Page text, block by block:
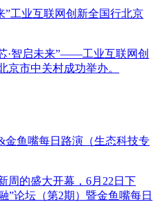
”工业互联网创新全国行北京
·智启未来”——工业互联网创
京市中关村成功举办。
金鱼嘴每日路演（生态科技专
周的盛大开幕，6月22日下
”论坛（第2期）暨金鱼嘴每日